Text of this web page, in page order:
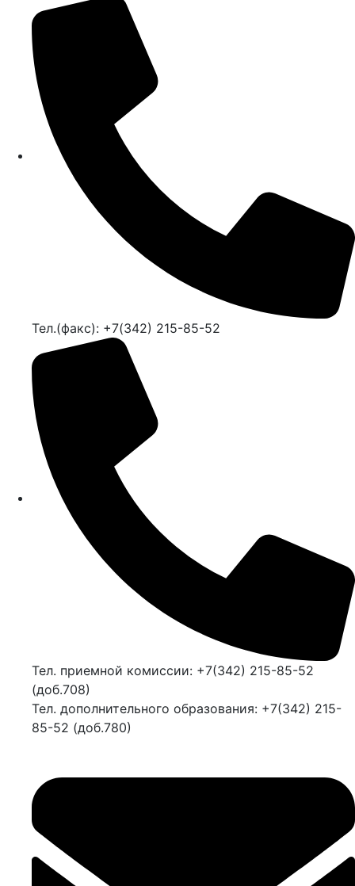
Тел.(факс): +7(342) 215-85-52
Тел. приемной комиссии: +7(342) 215-85-52
(доб.708)
Тел. дополнительного образования: +7(342) 215-
85-52 (доб.780)